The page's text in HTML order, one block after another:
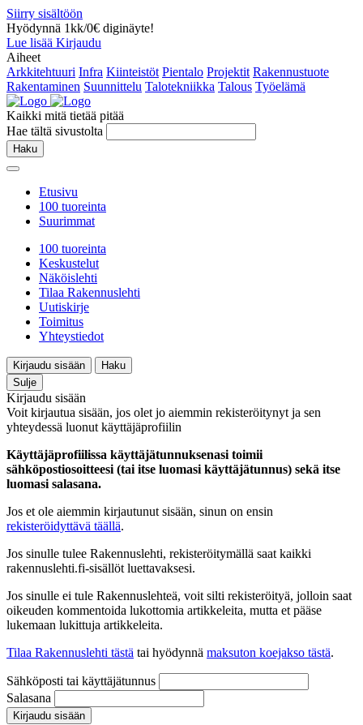
Siirry sisältöön
Hyödynnä 1kk/0€ diginäyte!
Lue lisää Kirjaudu
Aiheet
Arkkitehtuuri Infra Kiinteistöt Pientalo Projektit Rakennustuote
Rakentaminen Suunnittelu Talotekniikka Talous Työelämä
Kaikki mitä tietää pitää
Hae tältä sivustolta
Haku
Etusivu
100 tuoreinta
Suurimmat
100 tuoreinta
Keskustelut
Näköislehti
Tilaa Rakennuslehti
Uutiskirje
Toimitus
Yhteystiedot
Kirjaudu sisään
Haku
Sulje
Kirjaudu sisään
Voit kirjautua sisään, jos olet jo aiemmin rekisteröitynyt ja sen
yhteydessä luonut käyttäjäprofiilin
Käyttäjäprofiilissa käyttäjätunnuksenasi toimii
sähköpostiosoitteesi (tai itse luomasi käyttäjätunnus) sekä itse
luomasi salasana.
Jos et ole aiemmin kirjautunut sisään, sinun on ensin
rekisteröidyttävä täällä.
Jos sinulle tulee Rakennuslehti, rekisteröitymällä saat kaikki
rakennuslehti.fi-sisällöt luettavaksesi.
Jos sinulle ei tule Rakennuslehteä, voit silti rekisteröityä, jolloin saat
oikeuden kommentoida lukottomia artikkeleita, mutta et pääse
lukemaan lukittuja artikkeleita.
Tilaa Rakennuslehti tästä tai hyödynnä maksuton koejakso tästä.
Sähköposti tai käyttäjätunnus
Salasana
Kirjaudu sisään